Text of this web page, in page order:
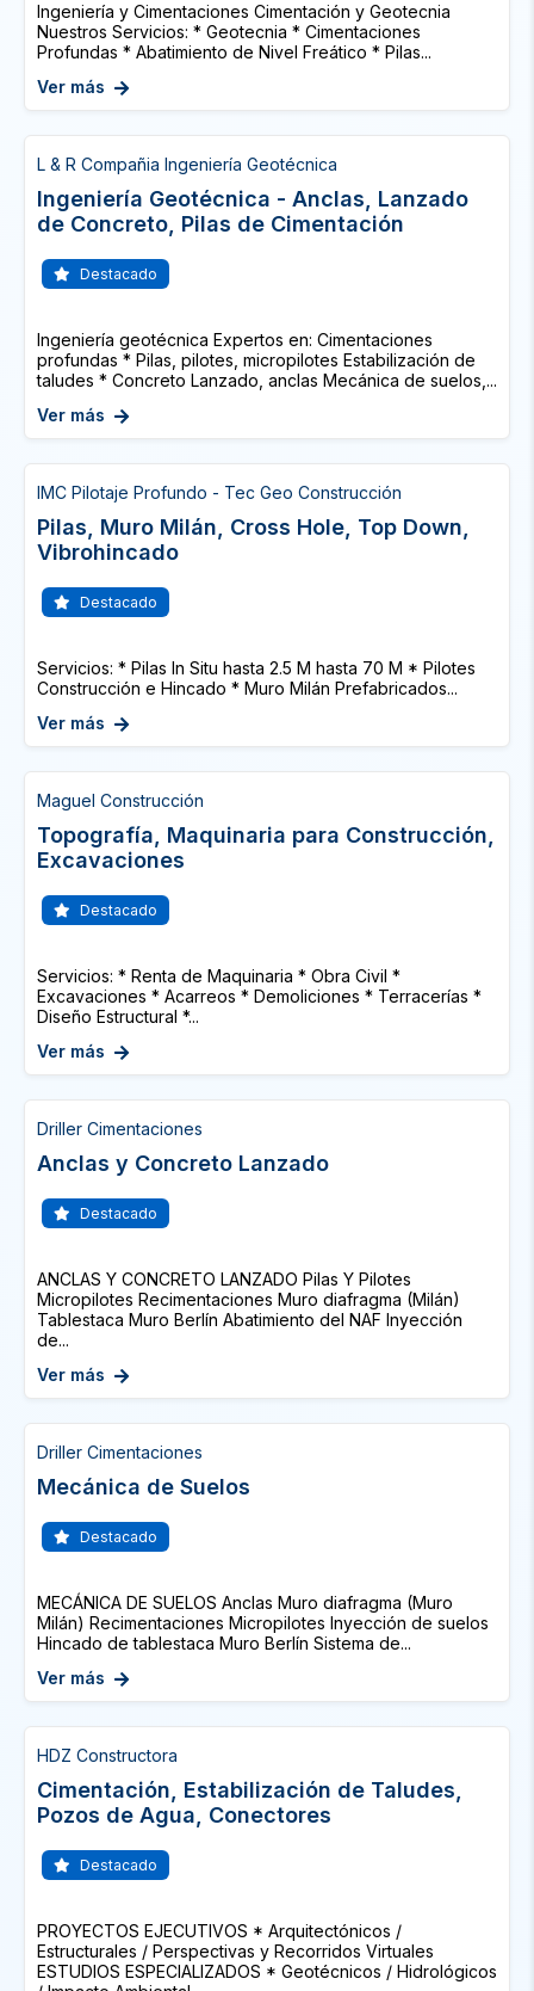
Ingeniería y Cimentaciones Cimentación y Geotecnia
Nuestros Servicios: * Geotecnia * Cimentaciones
Profundas * Abatimiento de Nivel Freático * Pilas...
Ver más
L & R Compañia Ingeniería Geotécnica
Ingeniería Geotécnica - Anclas, Lanzado
de Concreto, Pilas de Cimentación
Destacado
Ingeniería geotécnica Expertos en: Cimentaciones
profundas * Pilas, pilotes, micropilotes Estabilización de
taludes * Concreto Lanzado, anclas Mecánica de suelos,...
Ver más
IMC Pilotaje Profundo - Tec Geo Construcción
Pilas, Muro Milán, Cross Hole, Top Down,
Vibrohincado
Destacado
Servicios: * Pilas In Situ hasta 2.5 M hasta 70 M * Pilotes
Construcción e Hincado * Muro Milán Prefabricados...
Ver más
Maguel Construcción
Topografía, Maquinaria para Construcción,
Excavaciones
Destacado
Servicios: * Renta de Maquinaria * Obra Civil *
Excavaciones * Acarreos * Demoliciones * Terracerías *
Diseño Estructural *...
Ver más
Driller Cimentaciones
Anclas y Concreto Lanzado
Destacado
ANCLAS Y CONCRETO LANZADO Pilas Y Pilotes
Micropilotes Recimentaciones Muro diafragma (Milán)
Tablestaca Muro Berlín Abatimiento del NAF Inyección
de...
Ver más
Driller Cimentaciones
Mecánica de Suelos
Destacado
MECÁNICA DE SUELOS Anclas Muro diafragma (Muro
Milán) Recimentaciones Micropilotes Inyección de suelos
Hincado de tablestaca Muro Berlín Sistema de...
Ver más
HDZ Constructora
Cimentación, Estabilización de Taludes,
Pozos de Agua, Conectores
Destacado
PROYECTOS EJECUTIVOS * Arquitectónicos /
Estructurales / Perspectivas y Recorridos Virtuales
ESTUDIOS ESPECIALIZADOS * Geotécnicos / Hidrológicos